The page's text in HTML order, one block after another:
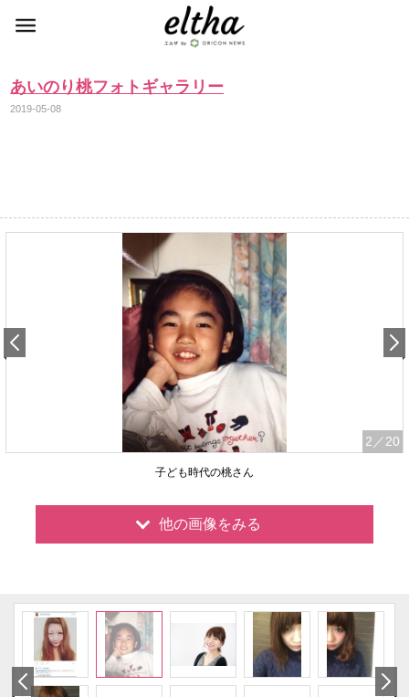
あいのり桃フォトギャラリー
2019-05-08
2 ／20
子ども時代の桃さん
他の画像をみる